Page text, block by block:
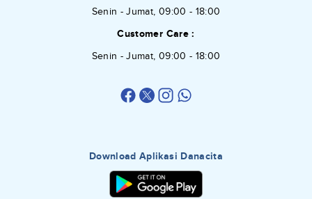
Senin - Jumat, 09:00 - 18:00
Customer Care :
Senin - Jumat, 09:00 - 18:00
Download Aplikasi Danacita